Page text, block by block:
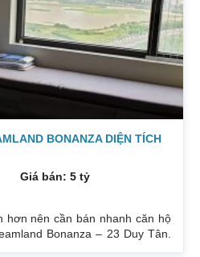
BONANZA DIỆN TÍCH
Giá bán: 5 tỷ
hơn nên cần bán nhanh căn hộ
Bonanza – 23 Duy Tân.